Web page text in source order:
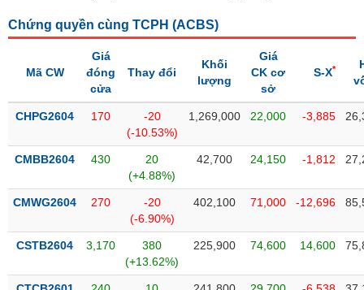
Tâm
thị
Chứng quyền cùng TCPH (ACBS)
Mã CW
Giá
đóng
cửa
Thay đổi
Khối
lượng
Giá
CK cơ
sở
S-X*
CHPG2604 170
-20
(-10.53%)
1,269,000 22,000 -3,885
CMBB2604 430
20
(+4.88%)
42,700 24,150 -1,812
CMWG2604 270
-20
(-6.90%)
402,100 71,000 -12,696
CSTB2604 3,170
380
(+13.62%)
225,900 74,600 14,600
DÙNG
THIẾT
DÙNG
THIẾT